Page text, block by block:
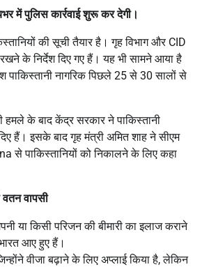
में पुलिस कार्रवाई शुरू कर देगी।
की सूची तैयार है। गृह विभाग और CID
के निर्देश दिए गए हैं। यह भी सामने आया है
पाकिस्तानी नागरिक पिछले 25 से 30 सालों से
के बाद केंद्र सरकार ने पाकिस्तानी
हैं। इसके बाद गृह मंत्री अमित शाह ने सीएम
से पाकिस्तानियों को निकालने के लिए कहा
वतन वापसी
या किसी परिजन की बीमारी का इलाज कराने
आए हुए हैं।
वीजा बढ़ाने के लिए अप्लाई किया है, लेकिन